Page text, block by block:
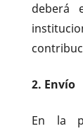
deberá
2. Envío
En la